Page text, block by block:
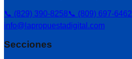
📞 (829) 390-8258📞 (809) 697-6462
info@lapropuestadigital.com
Secciones